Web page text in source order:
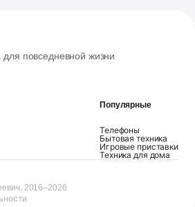
повседневной жизни
Популярные
Телефоны
Бытовая техника
Игровые приставки
Техника для дома
2016–2026